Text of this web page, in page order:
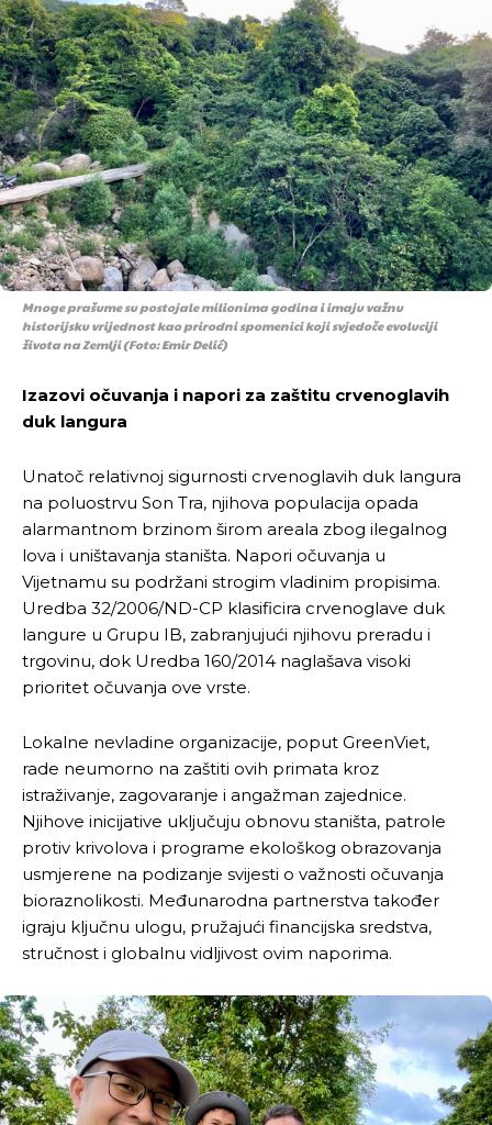
Mnoge prašume su postojale milionima godina i imaju važnu
historijsku vrijednost kao prirodni spomenici koji svjedoče evoluciji
života na Zemlji (Foto: Emir Delić)
Izazovi očuvanja i napori za zaštitu crvenoglavih
duk langura
Unatoč relativnoj sigurnosti crvenoglavih duk langura
na poluostrvu Son Tra, njihova populacija opada
alarmantnom brzinom širom areala zbog ilegalnog
lova i uništavanja staništa. Napori očuvanja u
Vijetnamu su podržani strogim vladinim propisima.
Uredba 32/2006/ND-CP klasificira crvenoglave duk
langure u Grupu IB, zabranjujući njihovu preradu i
trgovinu, dok Uredba 160/2014 naglašava visoki
prioritet očuvanja ove vrste.
Lokalne nevladine organizacije, poput GreenViet,
rade neumorno na zaštiti ovih primata kroz
istraživanje, zagovaranje i angažman zajednice.
Njihove inicijative uključuju obnovu staništa, patrole
protiv krivolova i programe ekološkog obrazovanja
usmjerene na podizanje svijesti o važnosti očuvanja
bioraznolikosti. Međunarodna partnerstva također
igraju ključnu ulogu, pružajući financijska sredstva,
stručnost i globalnu vidljivost ovim naporima.